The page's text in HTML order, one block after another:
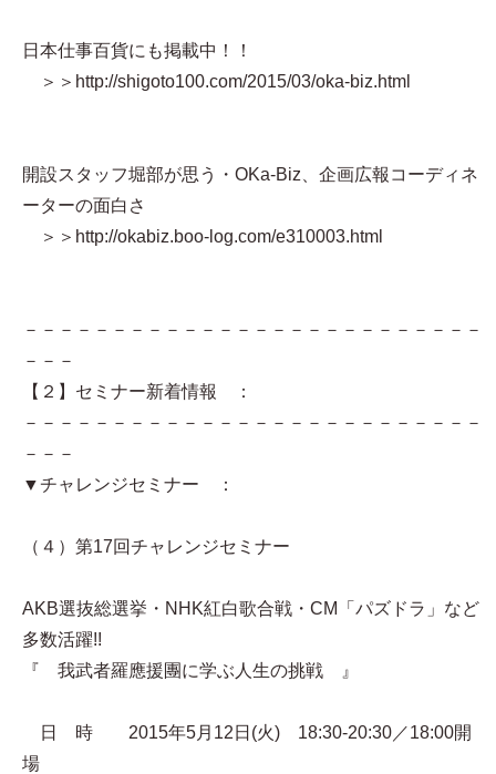
日本仕事百貨にも掲載中！！
＞＞http://shigoto100.com/2015/03/oka-biz.html
開設スタッフ堀部が思う・OKa-Biz、企画広報コーディネ
ーターの面白さ
＞＞http://okabiz.boo-log.com/e310003.html
－－－－－－－－－－－－－－－－－－－－－－－－－－
－－－
【２】セミナー新着情報 ：
－－－－－－－－－－－－－－－－－－－－－－－－－－
－－－
▼チャレンジセミナー ：
（４）第17回チャレンジセミナー
AKB選抜総選挙・NHK紅白歌合戦・CM「パズドラ」など
多数活躍!!
『 我武者羅應援團に学ぶ人生の挑戦 』
日 時 2015年5月12日(火) 18:30-20:30／18:00開
場